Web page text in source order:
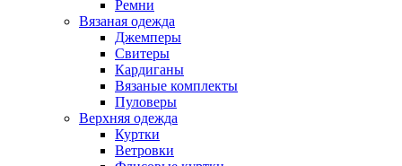
Ремни
Вязаная одежда
Джемперы
Свитеры
Кардиганы
Вязаные комплекты
Пуловеры
Верхняя одежда
Куртки
Ветровки